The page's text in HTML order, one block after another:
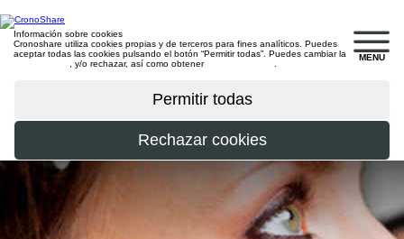
MENU
Información sobre cookies
Cronoshare utiliza cookies propias y de terceros para fines analíticos. Puedes
aceptar todas las cookies pulsando el botón “Permitir todas”. Puedes cambiar la
, y/o rechazar, así como obtener